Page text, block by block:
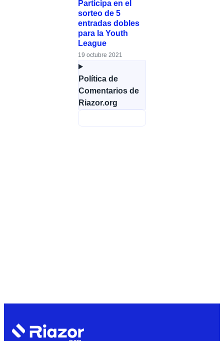
Participa en el
sorteo de 5
entradas dobles
para la Youth
League
19 octubre 2021
Política de
Comentarios de
Riazor.org